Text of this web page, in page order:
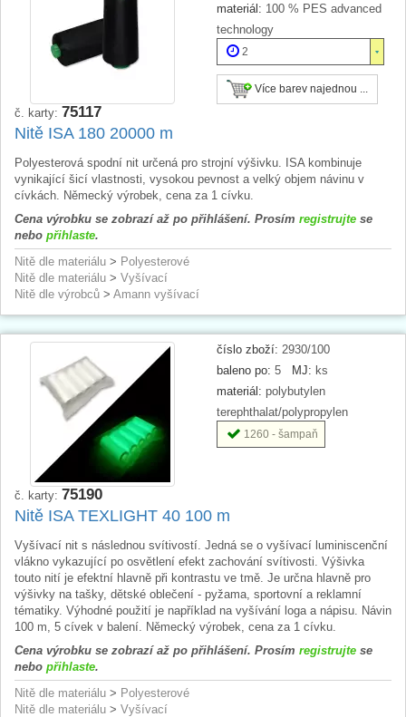
materiál: 100 % PES advanced
technology
2
Více barev najednou ...
č. karty: 75117
Nitě ISA 180 20000 m
Polyesterová spodní nit určená pro strojní výšivku. ISA kombinuje
vynikající šicí vlastnosti, vysokou pevnost a velký objem návinu v
cívkách. Německý výrobek, cena za 1 cívku.
Cena výrobku se zobrazí až po přihlášení. Prosím registrujte se
nebo přihlaste.
Nitě dle materiálu > Polyesterové
Nitě dle materiálu > Vyšívací
Nitě dle výrobců > Amann vyšívací
číslo zboží: 2930/100
baleno po: 5 MJ: ks
materiál: polybutylen
terephthalat/polypropylen
1260 - šampaň
č. karty: 75190
Nitě ISA TEXLIGHT 40 100 m
Vyšívací nit s následnou svítivostí. Jedná se o vyšívací luminiscenční
vlákno vykazující po osvětlení efekt zachování svítivosti. Výšivka
touto nití je efektní hlavně při kontrastu ve tmě. Je určna hlavně pro
výšivky na tašky, dětské oblečení - pyžama, sportovní a reklamní
tématiky. Výhodné použití je například na vyšívání loga a nápisu. Návin
100 m, 5 cívek v balení. Německý výrobek, cena za 1 cívku.
Cena výrobku se zobrazí až po přihlášení. Prosím registrujte se
nebo přihlaste.
Nitě dle materiálu > Polyesterové
Nitě dle materiálu > Vyšívací